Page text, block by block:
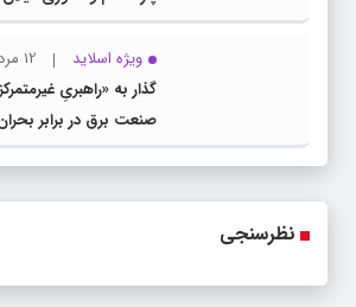
ویژه اسلاید
12 مرداد 1405
گذار به «راهبریِ
صنعت برق در برابر
نظرسنجی